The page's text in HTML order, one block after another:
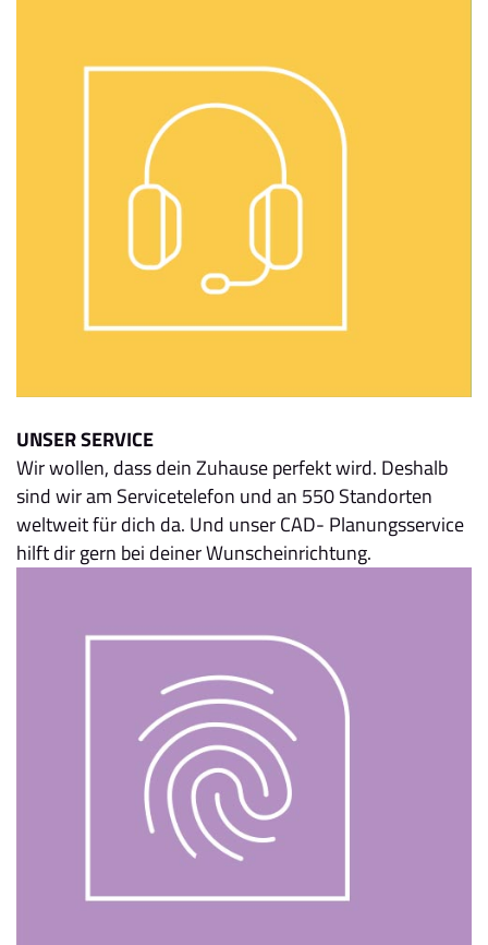
UNSER SERVICE
Wir wollen, dass dein Zuhause perfekt wird. Deshalb
sind wir am Servicetelefon und an 550 Standorten
weltweit für dich da. Und unser CAD- Planungsservice
hilft dir gern bei deiner Wunscheinrichtung.